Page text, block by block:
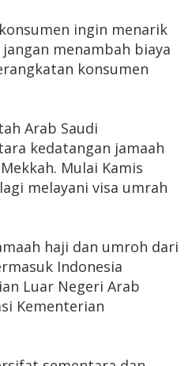
ingin menarik
menambah biaya
konsumen
Arab Saudi
kedatangan jamaah
Mulai Kamis
melayani visa umrah
haji dan umroh dari
Indonesia
Luar Negeri Arab
Kementerian